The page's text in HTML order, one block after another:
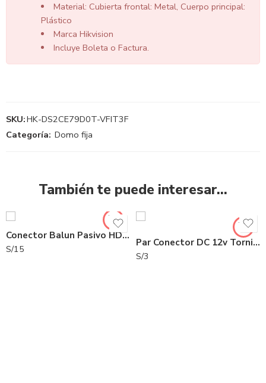
Material: Cubierta frontal: Metal, Cuerpo principal:
Plástico
Marca Hikvision
Incluye Boleta o Factura.
SKU:HK-DS2CE79D0T-VFIT3F
Categoría: Domo fija
También te puede interesar…
Conector Balun Pasivo HD | UTP101P-HD6 | Utepo
S/15
Par Conector DC 12v Tornillo – C-DC12V-TORNILLO
S/3